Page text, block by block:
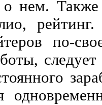
нем. Также
по-